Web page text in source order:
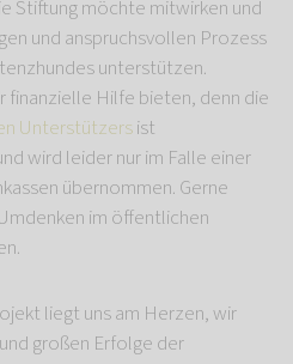
Stiftung möchte mitwirken und
und anspruchsvollen Prozess
unterstützen.
finanzielle Hilfe bieten, denn die
Unterstützersist
wird leider nur im Falle einer
übernommen. Gerne
im öffentlichen
liegt uns am Herzen, wir
großen Erfolge der